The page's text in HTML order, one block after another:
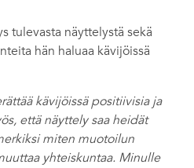
tulevasta näyttelystä sekä
hän haluaa kävijöissä
kävijöissä positiivisia ja
että näyttely saa heidät
miten muotoilun
yhteiskuntaa. Minulle